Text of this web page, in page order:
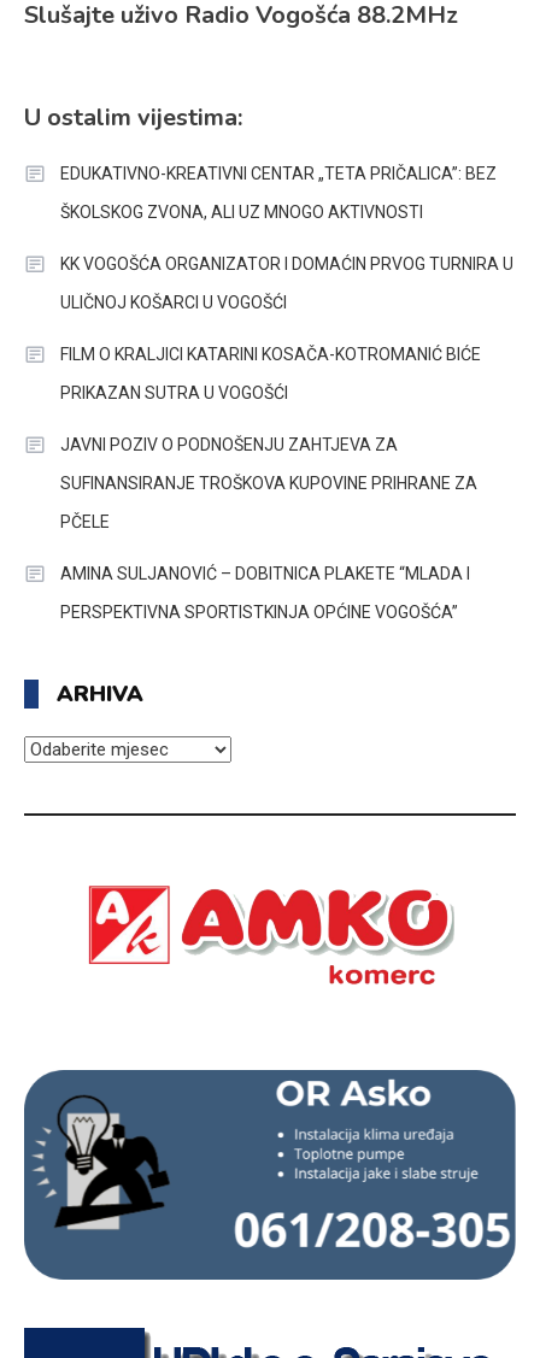
Slušajte uživo Radio Vogošća 88.2MHz
U ostalim vijestima:
EDUKATIVNO-KREATIVNI CENTAR „TETA PRIČALICA”: BEZ
ŠKOLSKOG ZVONA, ALI UZ MNOGO AKTIVNOSTI
KK VOGOŠĆA ORGANIZATOR I DOMAĆIN PRVOG TURNIRA U
ULIČNOJ KOŠARCI U VOGOŠĆI
FILM O KRALJICI KATARINI KOSAČA-KOTROMANIĆ BIĆE
PRIKAZAN SUTRA U VOGOŠĆI
JAVNI POZIV O PODNOŠENJU ZAHTJEVA ZA
SUFINANSIRANJE TROŠKOVA KUPOVINE PRIHRANE ZA
PČELE
AMINA SULJANOVIĆ – DOBITNICA PLAKETE “MLADA I
PERSPEKTIVNA SPORTISTKINJA OPĆINE VOGOŠĆA”
ARHIVA
ARHIVA